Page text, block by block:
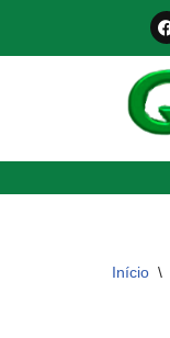
Pular
Início \